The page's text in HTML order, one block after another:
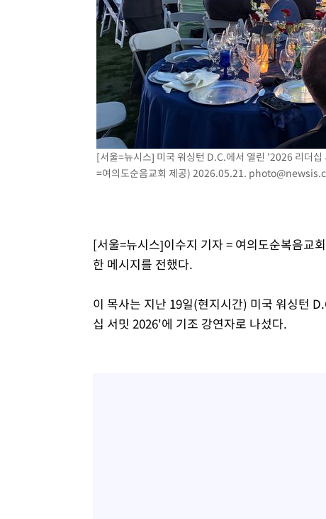
[속보]규제합리화위원회 부위원장에 김태유 서울대 공대
[속보]국힘 윤리위, '돌려차기 발언' 진종오·서범수 징계
[속보] 7월 중국 수출 23.9%↑ 수입 27.5%↑…무역총액
[속보]'채상병 순직 책임' 임성근, 항소심도 징역 3년
[속보]종합특검, '관저이전 봐주기 감사' 유병호 구속기소
민주 콩고 에볼라환자 4천명 돌파, 4053명 발생 1850명 사망
[서울=뉴시스] 미국 워싱턴 D.C.에서 열린 '2026 리더
=여의도순음교회 제공) 2026.05.21.
[서울=뉴시스]이수지 기자 = 여의도순복음교
한 메시지를 전했다.
이 목사는 지난 19일(현지시간) 미국 워싱턴
십 서밋 2026'에 기조 강연자로 나섰다.